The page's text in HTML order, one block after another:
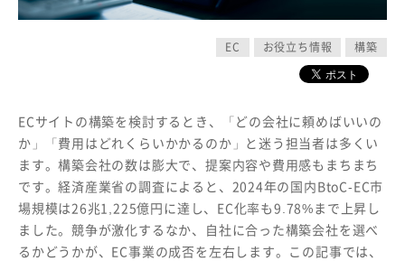
EC お役立ち情報 構築
ECサイトの構築を検討するとき、「どの会社に頼めばいいの
か」「費用はどれくらいかかるのか」と迷う担当者は多くい
ます。構築会社の数は膨大で、提案内容や費用感もまちまち
です。経済産業省の調査によると、2024年の国内BtoC-EC市
場規模は26兆1,225億円に達し、EC化率も9.78%まで上昇し
ました。競争が激化するなか、自社に合った構築会社を選べ
るかどうかが、EC事業の成否を左右します。この記事では、